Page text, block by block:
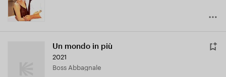
Un mondo in più
2021
Boss Abbagnale